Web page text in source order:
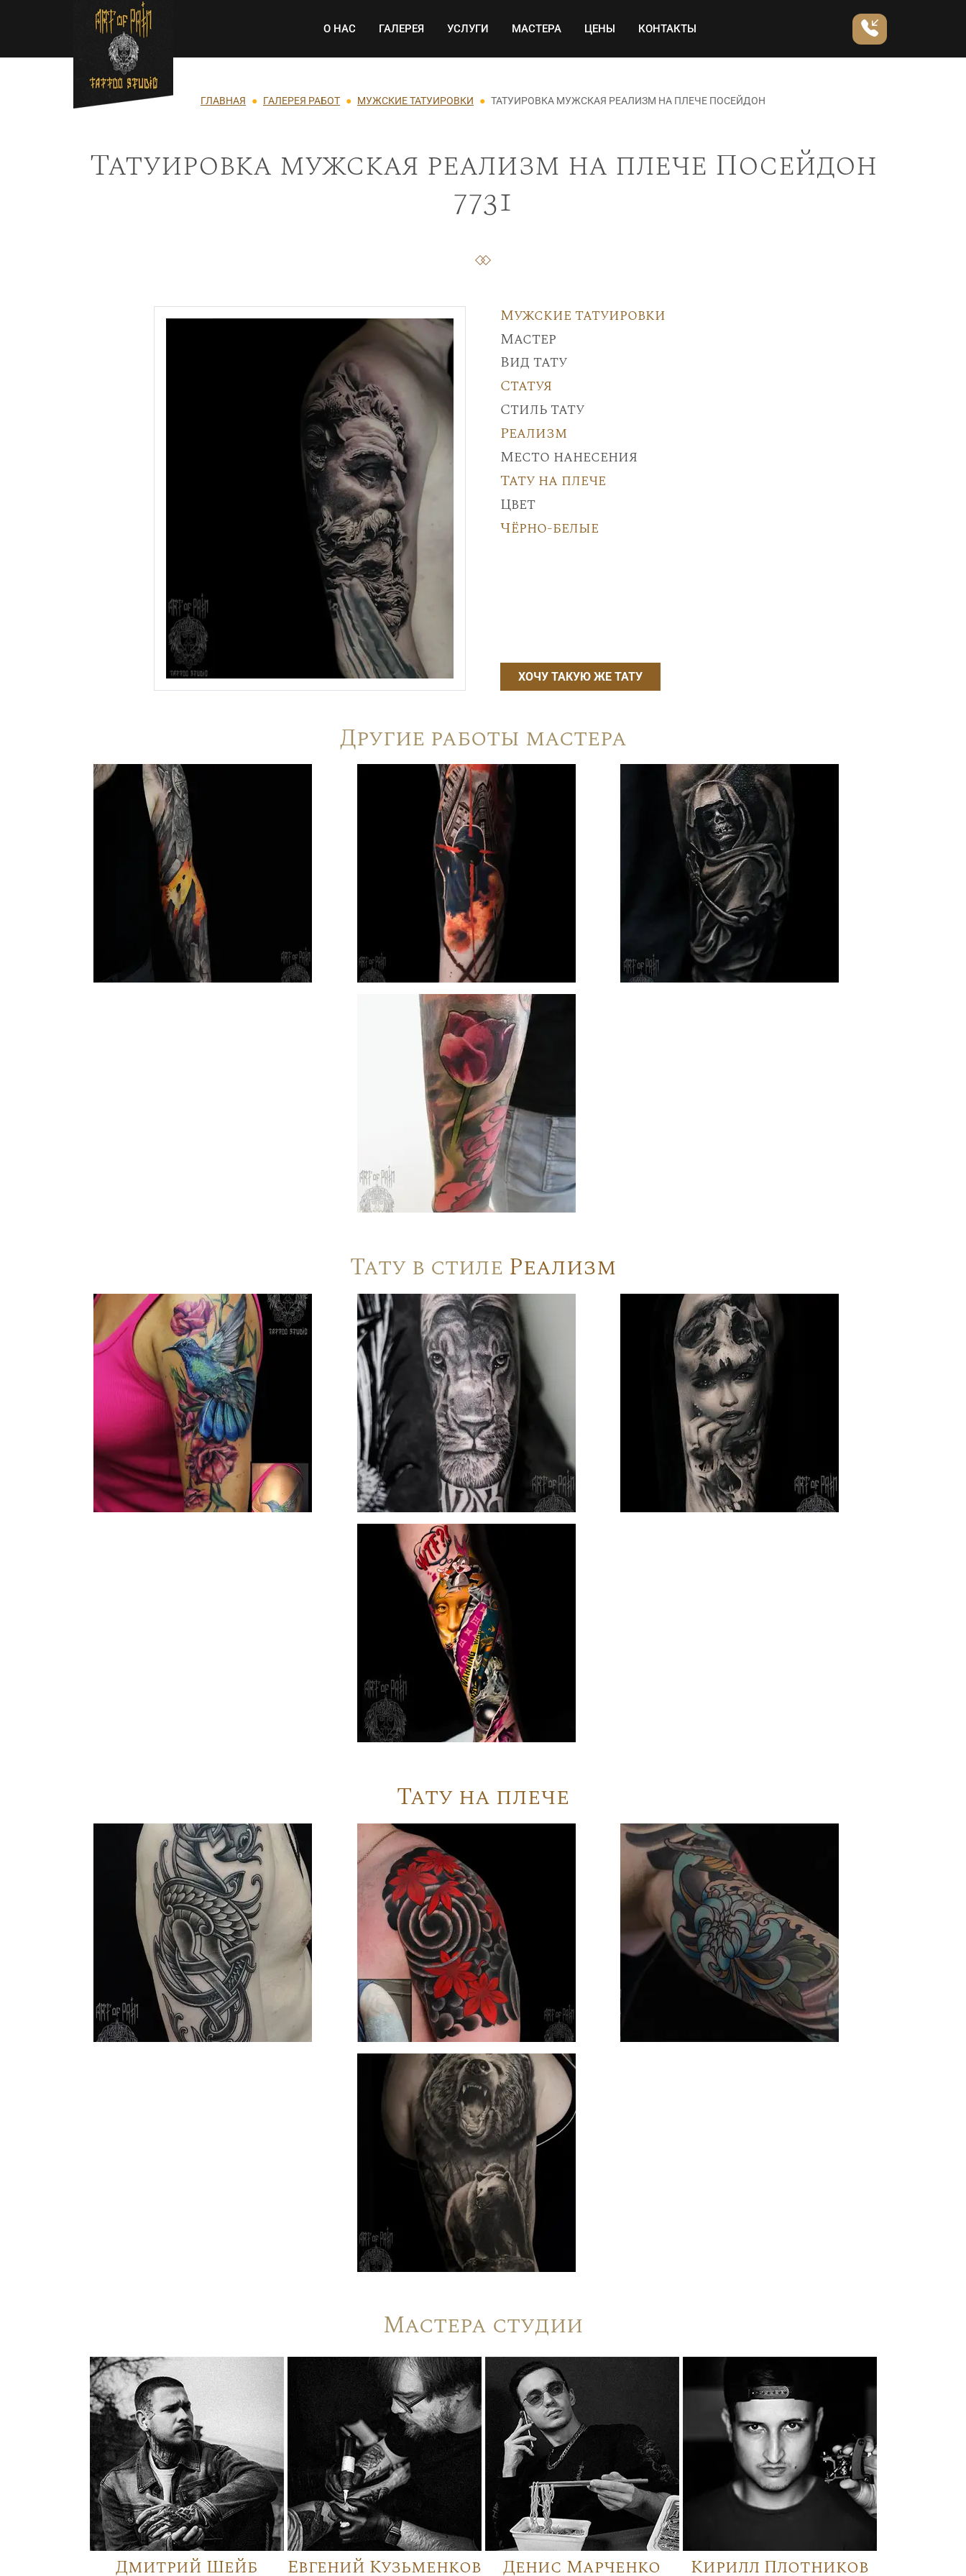
Перейти к основному содержанию Основная навигация
О НАС ГАЛЕРЕЯ УСЛУГИ МАСТЕРА ЦЕНЫ КОНТАКТЫ
Строка навигации
ГЛАВНАЯ ГАЛЕРЕЯ РАБОТ МУЖСКИЕ ТАТУИРОВКИ ТАТУИРОВКА МУЖСКАЯ РЕАЛИЗМ НА ПЛЕЧЕ ПОСЕЙДОН
Татуировка мужская реализм на плече Посейдон
7731
Мужские татуировки
Мастер
Вид тату
Статуя
Стиль тату
Реализм
Место нанесения
Тату на плече
Цвет
Чёрно-белые
ХОЧУ ТАКУЮ ЖЕ ТАТУ
Другие работы мастера
Тату в стиле Реализм
Тату на плече
Мастера студии
Дмитрий Шейб Евгений Кузьменков Денис Марченко Кирилл Плотников